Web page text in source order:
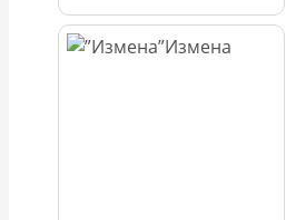
Измена